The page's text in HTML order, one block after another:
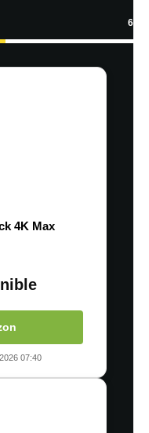
6
4K Max
07:40